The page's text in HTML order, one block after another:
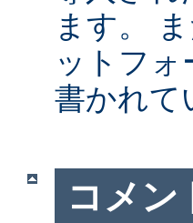
ます。
ットフ
書かれて
コメン